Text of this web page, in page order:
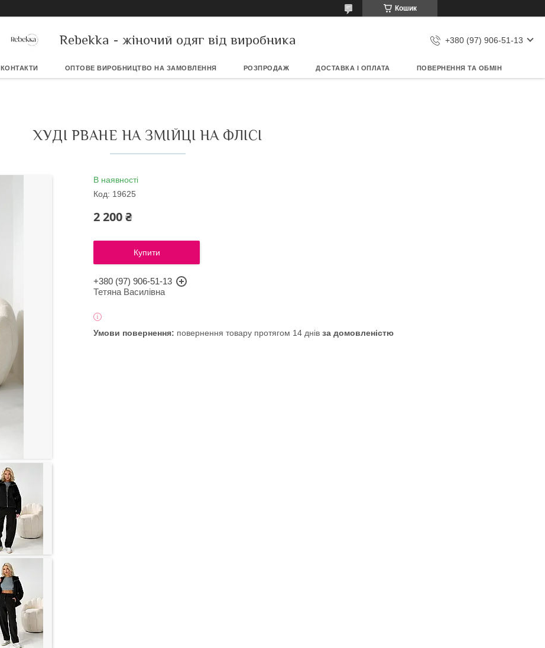
Кошик
Rebekka - жіночий одяг від виробника +380 (97) 906-51-13
КОНТАКТИ ОПТОВЕ ВИРОБНИЦТВО НА ЗАМОВЛЕННЯ РОЗПРОДАЖ ДОСТАВКА І ОПЛАТА ПОВЕРНЕННЯ ТА ОБМІН
ХУДІ РВАНЕ НА ЗМІЙЦІ НА ФЛІСІ
В наявності
Код: 19625
2 200 ₴
Купити
+380 (97) 906-51-13
Тетяна Василівна
повернення товару протягом 14 днів за домовленістю